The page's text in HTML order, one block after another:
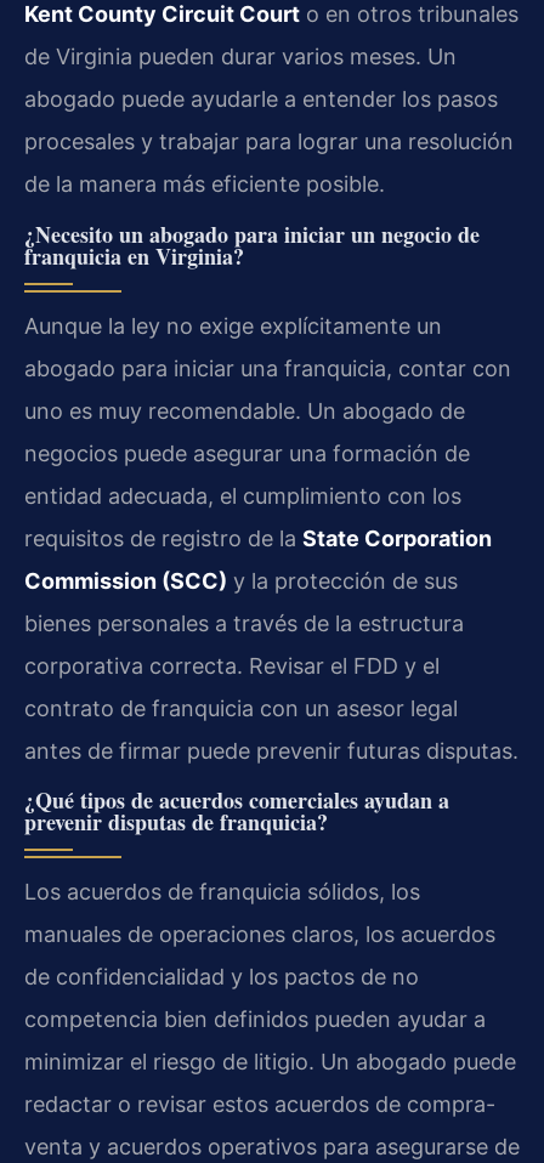
Kent County Circuit Court o en otros tribunales
de Virginia pueden durar varios meses. Un
abogado puede ayudarle a entender los pasos
procesales y trabajar para lograr una resolución
de la manera más eficiente posible.
¿Necesito un abogado para iniciar un negocio de
franquicia en Virginia?
Aunque la ley no exige explícitamente un
abogado para iniciar una franquicia, contar con
uno es muy recomendable. Un abogado de
negocios puede asegurar una formación de
entidad adecuada, el cumplimiento con los
requisitos de registro de la State Corporation
Commission (SCC) y la protección de sus
bienes personales a través de la estructura
corporativa correcta. Revisar el FDD y el
contrato de franquicia con un asesor legal
antes de firmar puede prevenir futuras disputas.
¿Qué tipos de acuerdos comerciales ayudan a
prevenir disputas de franquicia?
Los acuerdos de franquicia sólidos, los
manuales de operaciones claros, los acuerdos
de confidencialidad y los pactos de no
competencia bien definidos pueden ayudar a
minimizar el riesgo de litigio. Un abogado puede
redactar o revisar estos acuerdos de compra-
venta y acuerdos operativos para asegurarse de